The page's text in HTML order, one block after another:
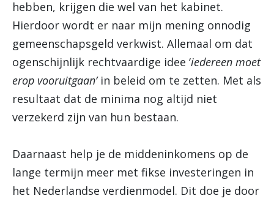
hebben, krijgen die wel van het kabinet.
Hierdoor wordt er naar mijn mening onnodig
gemeenschapsgeld verkwist. Allemaal om dat
ogenschijnlijk rechtvaardige idee ‘iedereen moet
erop vooruitgaan’ in beleid om te zetten. Met als
resultaat dat de minima nog altijd niet
verzekerd zijn van hun bestaan.
Daarnaast help je de middeninkomens op de
lange termijn meer met fikse investeringen in
het Nederlandse verdienmodel. Dit doe je door